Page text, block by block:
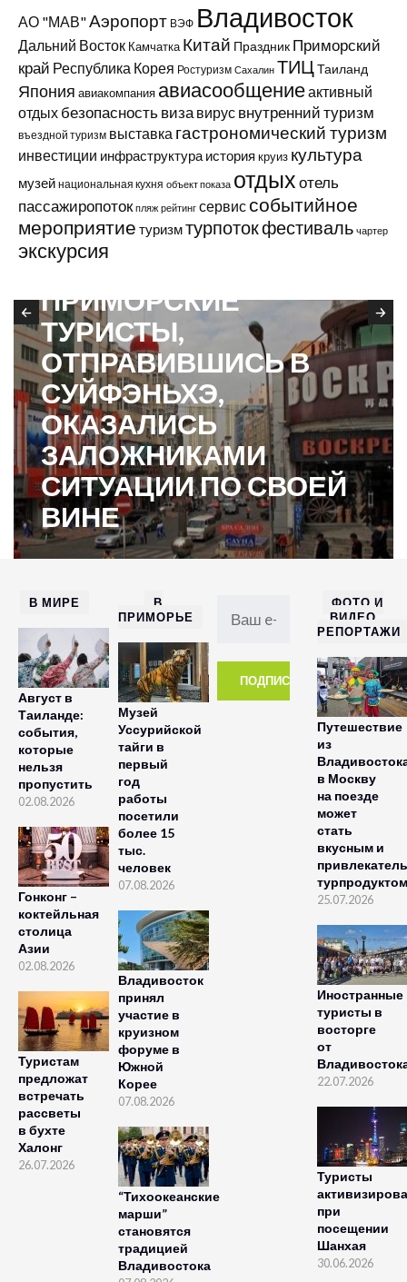
АО "МАВ"Аэропорт ВЭФ Владивосток
Дальний Восток Камчатка Китай Праздник Приморский
край Республика Корея Ростуризм Сахалин ТИЦТаиланд
Япония авиакомпания авиасообщениеактивный
отдых безопасность виза вирус внутренний туризм
въездной туризм выставка гастрономический туризм
инвестиции инфраструктура история круиз культура
музей национальная кухня объект показа отдыхотель
пассажиропоток пляж рейтинг сервис событийное
мероприятие туризмтурпотокфестиваль чартер
экскурсия
В ПРИМОРЬЕ
ПРИМОРСКИЕ
ТУРИСТЫ,
ОТПРАВИВШИСЬ В
СУЙФЭНЬХЭ,
ОКАЗАЛИСЬ
ЗАЛОЖНИКАМИ
СИТУАЦИИ ПО СВОЕЙ
ВИНЕ
В МИРЕ
Август в
Таиланде:
события,
которые
нельзя
пропустить
02.08.2026
Гонконг –
коктейльная
столица
Азии
02.08.2026
Туристам
предложат
встречать
рассветы
в бухте
Халонг
26.07.2026
В
ПРИМОРЬЕ
Музей
Уссурийской
тайги в
первый
год
работы
посетили
более 15
тыс.
человек
07.08.2026
Владивосток
принял
участие в
круизном
форуме в
Южной
Корее
07.08.2026
“Тихоокеанские
марши”
становятся
традицией
Владивостока
ФОТО И
ВИДЕО
РЕПОРТАЖИ
Путешествие
из
в Москву
на поезде
может
стать
вкусным и
турпродуктом
25.07.2026
Иностранные
туристы в
восторге
от
22.07.2026
Туристы
при
посещении
Шанхая
30.06.2026